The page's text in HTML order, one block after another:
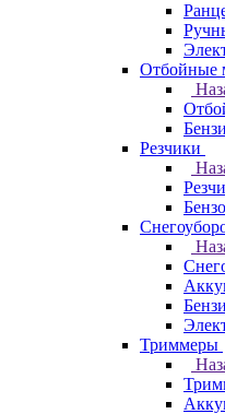
Отбойные
Резчики
Триммеры